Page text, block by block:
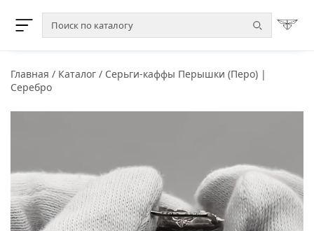
Главная / Каталог / Серьги-каффы Перышки (Перо) |
Серебро